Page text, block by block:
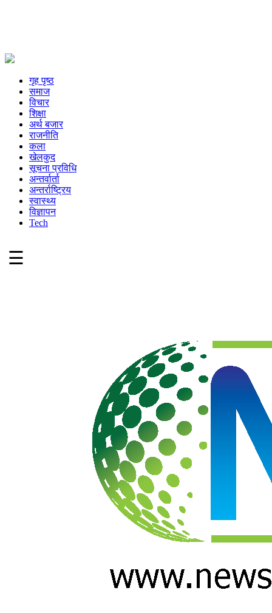
गृह पृष्ठ
समाज
विचार
शिक्षा
अर्थ बजार
राजनीति
कला
खेलकुद
सूचना प्रविधि
अन्तर्वार्ता
अन्तर्राष्ट्रिय
स्वास्थ्य
विज्ञापन
Tech
☰